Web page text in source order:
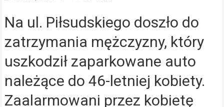
Na ul. Piłsudskiego doszło do
zatrzymania mężczyzny, który
uszkodził zaparkowane auto
należące do 46-letniej kobiety.
Zaalarmowani przez kobietę